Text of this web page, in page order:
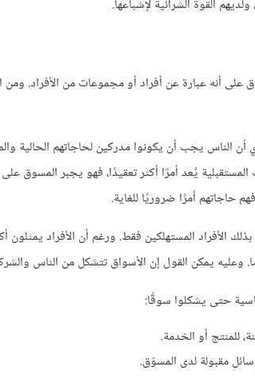
القوة الشرائية لإشباعها.
أنه عبارة عن أفراد أو مجموعات من الأفراد.
الناس يجب أن يكونوا مدركين لحاجاتهم الحالية
يُعد أمرًا أكثر تعقيدًا، فهو يجبر
حاجاتهم أمرًا ضروريًا للغاية.
المستهلكين فقط. ورغم أن الأفراد يمثلون
وعليه يمكن القول إن الأسواق تتشكل من الناس
حتى يشكلوا سوقًا:
للمنتج أو الخدمة.
مقبولة لدى المسوّق.